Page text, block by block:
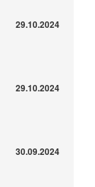
29.10.2024
29.10.2024
30.09.2024